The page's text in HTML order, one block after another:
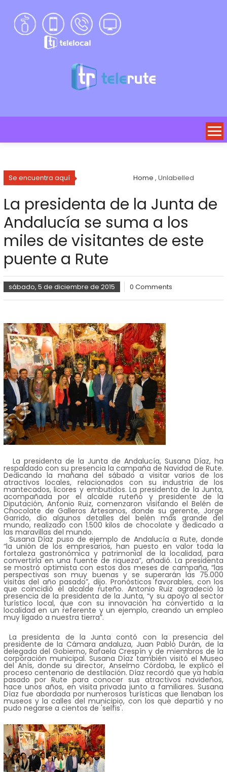
Se encuentra aquí Home , Unlabelled
La presidenta de la Junta de
Andalucía se suma a los
miles de visitantes de este
puente a Rute
sábado, 5 de diciembre de 2015 0 Comments
La presidenta de la Junta de Andalucía, Susana Díaz, ha
respaldado con su presencia la campaña de Navidad de Rute.
Dedicando la mañana del sábado a visitar varios de los
atractivos locales, relacionados con su industria de los
mantecados, licores y embutidos. La presidenta de la Junta,
acompañada por el alcalde ruteño y presidente de la
Diputación, Antonio Ruiz, comenzaron visitando el Belén de
Chocolate de Galleros Artesanos, donde su gerente, Jorge
Garrido, dio algunos detalles del belén más grande del
mundo, realizado con 1.500 kilos de chocolate y dedicado a
las maravillas del mundo.
Susana Díaz puso de ejemplo de Andalucía a Rute, donde
“la unión de los empresarios, han puesto en valor toda la
fortaleza gastronómica y patrimonial de la localidad, para
convertirla en una fuente de riqueza”, añadió. La presidenta
se mostró optimista con estos dos meses de campaña, “las
perspectivas son muy buenas y se superarán las 75.000
visitas del año pasado”, dijo. Pronósticos favorables, con los
que coincidió el alcalde ruteño. Antonio Ruiz agradeció la
presencia de la presidenta de la Junta, “y su apoyo al sector
turístico local, que con su innovación ha convertido a la
localidad en un referente y un ejemplo, creando un empleo
muy ligado a nuestra tierra”.
La presidenta de la Junta contó con la presencia del
presidente de la Cámara andaluza, Juan Pablo Durán, de la
delegada del Gobierno, Rafaela Crespín y de miembros de la
corporación municipal. Susana Díaz también visitó el Museo
del Anís, donde su director, Anselmo Córdoba, le explicó el
proceso centenario de destilación. Díaz recordó que ya había
pasado por Rute para conocer sus atractivos navideños,
hace unos años, en visita privada junto a familiares. Susana
Díaz fue abordada por numerosos turísticas que llenaban los
museos y la calles del municipio, con los que departió y no
pudo negarse a cientos de 'selfis'.